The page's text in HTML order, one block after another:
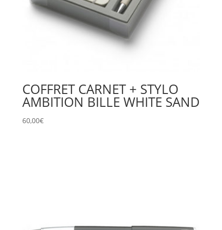
COFFRET CARNET + STYLO
AMBITION BILLE WHITE SAND
60,00€